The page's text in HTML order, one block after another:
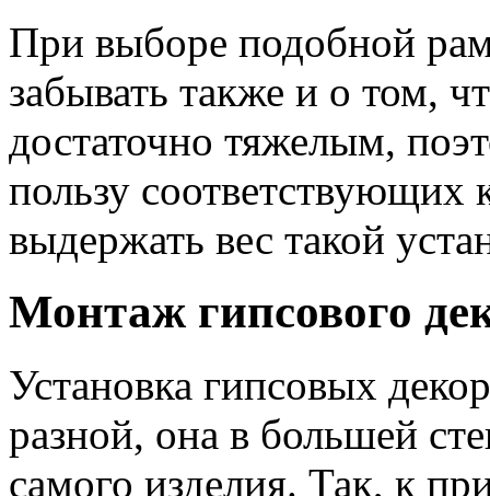
При выборе подобной
забывать также и о том,
достаточно тяжелым,
пользу соответствующих
выдержать вес такой
Монтаж гипсового
Установка гипсовых
разной, она в большей
самого изделия. Так, к